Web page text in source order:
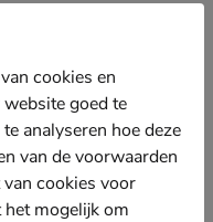
aan alle kanten.
met glitters en
licht gewatteerde
randen.
voetbed die demping
cookies en
goed te
analyseren hoe deze
van de voorwaarden
cookies voor
mogelijk om